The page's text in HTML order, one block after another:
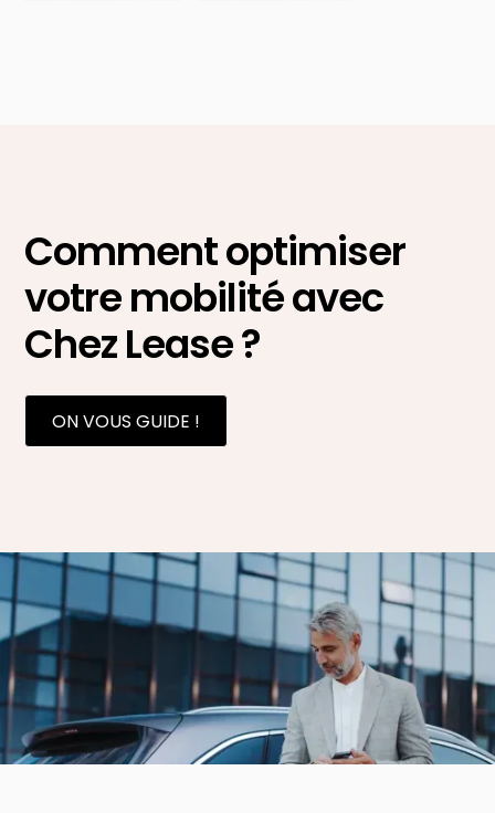
Comment optimiser
votre mobilité avec
Chez Lease ?
ON VOUS GUIDE !